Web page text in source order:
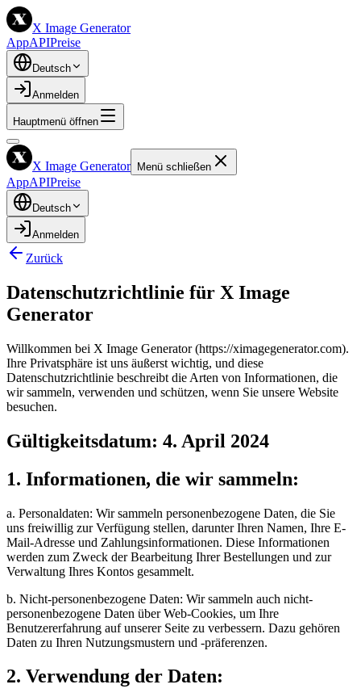
X Image Generator
AppAPIPreise
Deutsch
Anmelden
Hauptmenü öffnen
X Image Generator Menü schließen
AppAPIPreise
Deutsch
Anmelden
Zurück
Datenschutzrichtlinie für X Image
Generator
Willkommen bei X Image Generator (https://ximagegenerator.com).
Ihre Privatsphäre ist uns äußerst wichtig, und diese
Datenschutzrichtlinie beschreibt die Arten von Informationen, die
wir sammeln, verwenden und schützen, wenn Sie unsere Website
besuchen.
Gültigkeitsdatum: 4. April 2024
1. Informationen, die wir sammeln:
a. Personaldaten: Wir sammeln personenbezogene Daten, die Sie
uns freiwillig zur Verfügung stellen, darunter Ihren Namen, Ihre E-
Mail-Adresse und Zahlungsinformationen. Diese Informationen
werden zum Zweck der Bearbeitung Ihrer Bestellungen und zur
Verwaltung Ihres Kontos gesammelt.
b. Nicht-personenbezogene Daten: Wir sammeln auch nicht-
personenbezogene Daten über Web-Cookies, um Ihre
Benutzererfahrung auf unserer Seite zu verbessern. Dazu gehören
Daten zu Ihren Nutzungsmustern und -präferenzen.
2. Verwendung der Daten: